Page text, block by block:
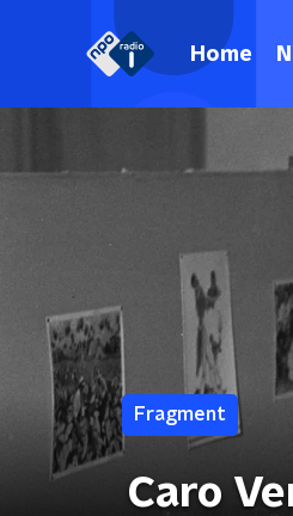
Home
Fragment
Caro